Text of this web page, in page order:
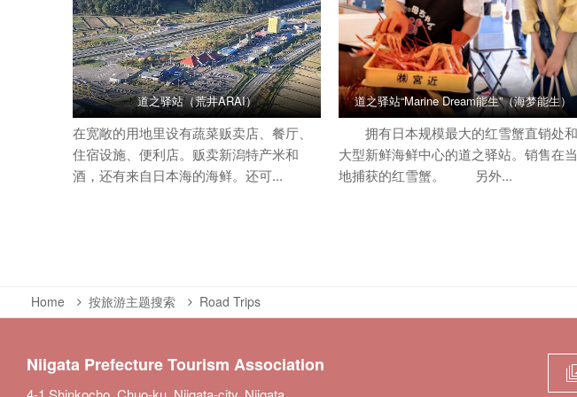
道之驿站（荒井ARAI）
在宽敞的用地里设有蔬菜贩卖店、餐厅、
住宿设施、便利店。贩卖新潟特产米和
酒，还有来自日本海的海鲜。还可...
道之驿站“Marine Dream能生”（海梦能生）
拥有日本规模最大的红雪蟹直销处和
大型新鲜海鲜中心的道之驿站。销售在当
地捕获的红雪蟹。 另外...
Home 按旅游主题搜索 Road Trips
Niigata Prefecture Tourism Association